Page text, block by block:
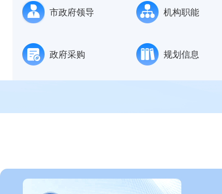
市政府领导 机构职能
政府采购 规划信息